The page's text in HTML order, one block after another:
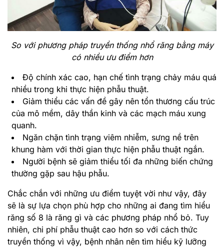
So với phương pháp truyền thống nhổ răng bằng máy
có nhiều ưu điểm hơn
Độ chính xác cao, hạn chế tình trạng chảy máu quá
nhiều trong khi thực hiện phẫu thuật.
Giảm thiểu các vấn đề gây nên tổn thương cấu trúc
của mô mềm, dây thần kinh và các mạch máu xung
quanh.
Ngăn chặn tình trạng viêm nhiễm, sưng nề trên
khung hàm với thời gian thực hiện phẫu thuật ngắn.
Người bệnh sẽ giảm thiểu tối đa những biến chứng
thường gặp sau hậu phẫu.
Chắc chắn với những ưu điểm tuyệt vời như vậy, đây
sẽ là sự lựa chọn phù hợp cho những ai đang tìm hiểu
răng số 8 là răng gì và các phương pháp nhổ bỏ. Tuy
nhiên, chi phí phẫu thuật cao hơn so với cách thức
truyền thống vì vậy, bệnh nhân nên tìm hiểu kỹ lưỡng